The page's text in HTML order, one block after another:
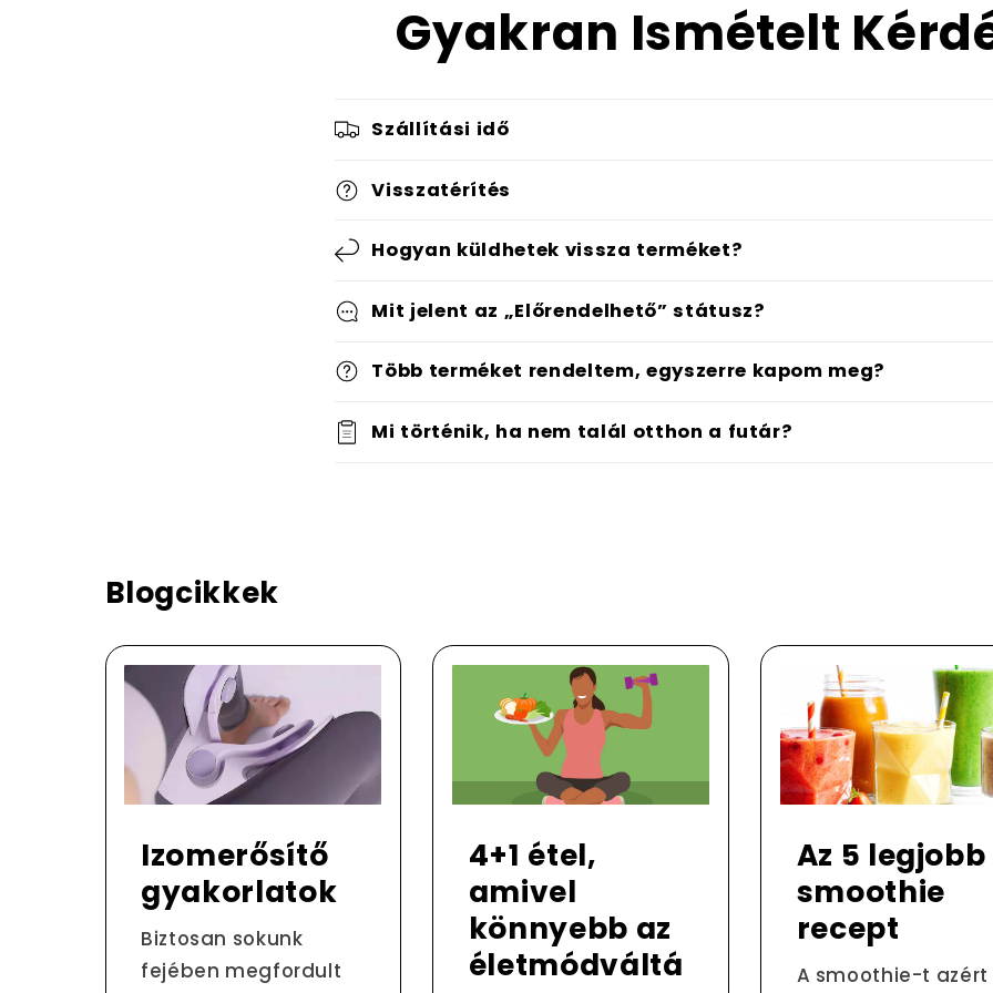
Gyakran Ismételt
Szállítási idő
Visszatérítés
Hogyan küldhetek vissza terméket?
Mit jelent az „Előrendelhető” státusz?
Több terméket rendeltem, egyszerre kapom meg?
Mi történik, ha nem talál otthon a futár?
Blogcikkek
Izomerősítő
gyakorlatok
Biztosan sokunk
fejében megfordult
4+1 étel,
amivel
könnyebb az
életmódváltá
Az 5 legjobb
smoothie
recept
A smoothie-t azért